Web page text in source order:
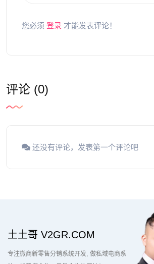
您必须 登录 才能发表评论！
评论 (0)
还没有评论，发表第一个评论吧
土土哥 V2GR.COM
专注微商新零售分销系统开发 做私域电商系